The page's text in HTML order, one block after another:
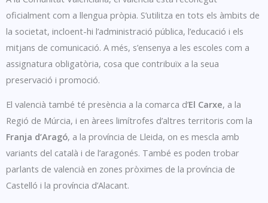
oficialment com a llengua pròpia. S’utilitza en tots els àmbits de
la societat, incloent-hi l’administració pública, l’educació i els
mitjans de comunicació. A més, s’ensenya a les escoles com a
assignatura obligatòria, cosa que contribuïx a la seua
preservació i promoció.
El valencià també té presència a la comarca d’El Carxe, a la
Regió de Múrcia, i en àrees limítrofes d’altres territoris com la
Franja d’Aragó, a la província de Lleida, on es mescla amb
variants del català i de l’aragonés. També es poden trobar
parlants de valencià en zones pròximes de la província de
Castelló i la província d’Alacant.